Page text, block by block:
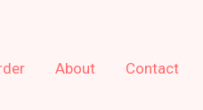
About Contact